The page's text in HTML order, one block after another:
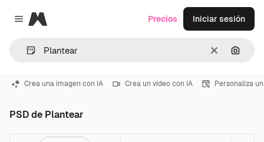
Close menu
Magnific
Borrar
Precios Iniciar sesión
Crea una imagen con IA Crea un vídeo con IA Personaliza
PSD de Plantear